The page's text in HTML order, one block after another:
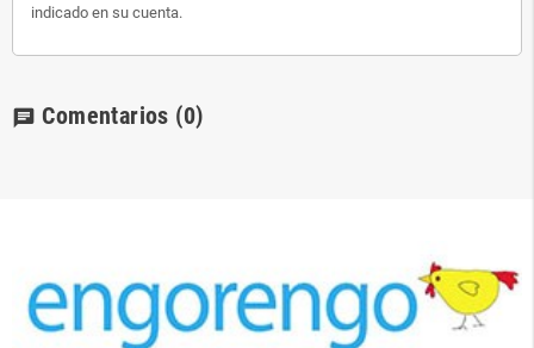
indicado en su cuenta.
chat Comentarios (0)